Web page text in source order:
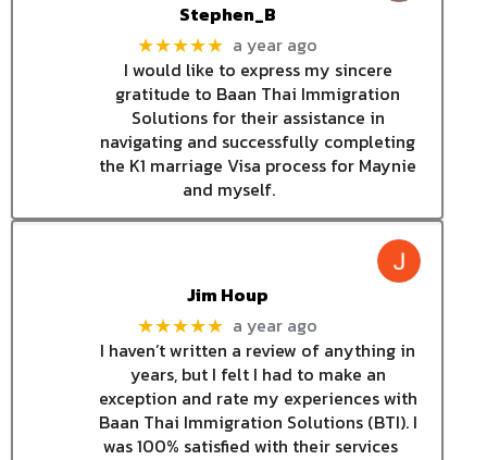
Stephen_B
★★★★★ a year ago
I would like to express my sincere
gratitude to Baan Thai Immigration
Solutions for their assistance in
navigating and successfully completing
the K1 marriage Visa process for Maynie
and myself.
Jim Houp
★★★★★ a year ago
I haven’t written a review of anything in
years, but I felt I had to make an
exception and rate my experiences with
Baan Thai Immigration Solutions (BTI). I
was 100% satisfied with their services